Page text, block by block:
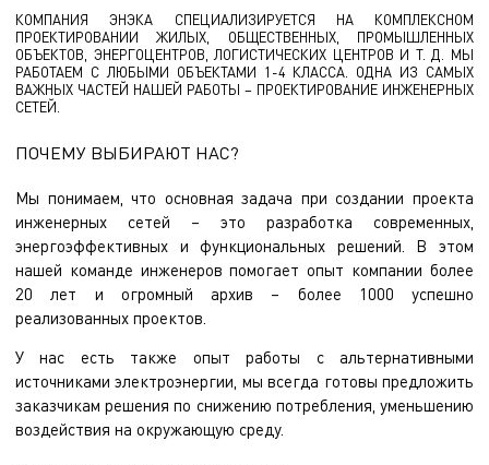
КОМПАНИЯ ЭНЭКА СПЕЦИАЛИЗИРУЕТСЯ НА КОМПЛЕКСНОМ
ПРОЕКТИРОВАНИИ ЖИЛЫХ, ОБЩЕСТВЕННЫХ, ПРОМЫШЛЕННЫХ
ОБЪЕКТОВ, ЭНЕРГОЦЕНТРОВ, ЛОГИСТИЧЕСКИХ ЦЕНТРОВ И Т. Д. МЫ
РАБОТАЕМ С ЛЮБЫМИ ОБЪЕКТАМИ 1-4 КЛАССА. ОДНА ИЗ САМЫХ
ВАЖНЫХ ЧАСТЕЙ НАШЕЙ РАБОТЫ – ПРОЕКТИРОВАНИЕ ИНЖЕНЕРНЫХ
СЕТЕЙ.
ПОЧЕМУ ВЫБИРАЮТ НАС?
Мы понимаем, что основная задача при создании проекта
инженерных сетей – это разработка современных,
энергоэффективных и функциональных решений. В этом
нашей команде инженеров помогает опыт компании более
20 лет и огромный архив – более 1000 успешно
реализованных проектов.
У нас есть также опыт работы с альтернативными
источниками электроэнергии, мы всегда готовы предложить
заказчикам решения по снижению потребления, уменьшению
воздействия на окружающую среду.